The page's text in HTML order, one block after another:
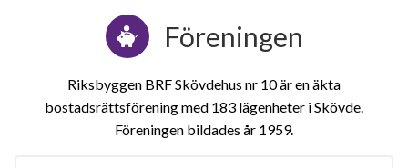
Föreningen
Riksbyggen BRF Skövdehus nr 10 är en äkta
bostadsrättsförening med 183 lägenheter i Skövde.
Föreningen bildades år 1959